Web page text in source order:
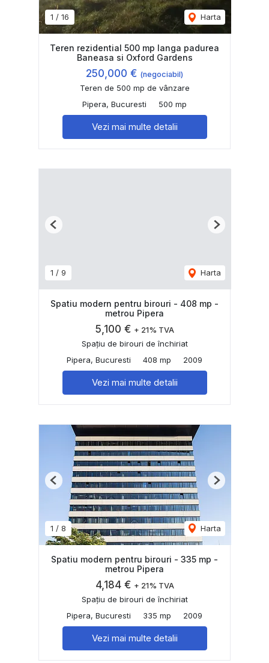
1 / 16 Harta
Teren rezidential 500 mp langa padurea
Baneasa si Oxford Gardens
250,000 € (negociabil)
Teren de 500 mp de vânzare
Pipera, Bucuresti
500 mp
Vezi mai multe detalii
1 / 9 Harta
Previous Next
Spatiu modern pentru birouri - 408 mp -
metrou Pipera
5,100 € + 21% TVA
Spațiu de birouri de închiriat
Pipera, Bucuresti
408 mp 2009
Vezi mai multe detalii
1 / 8 Harta
Previous Next
Spatiu modern pentru birouri - 335 mp -
metrou Pipera
4,184 € + 21% TVA
Spațiu de birouri de închiriat
Pipera, Bucuresti
335 mp 2009
Vezi mai multe detalii